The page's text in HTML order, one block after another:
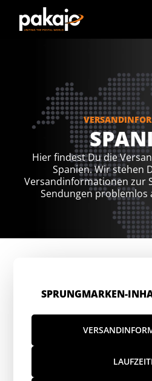
Hier findest Du die
Spanien. Wir stehen
Versandinformationen zur
Sendungen problemlos
SPRUNGMARKEN-